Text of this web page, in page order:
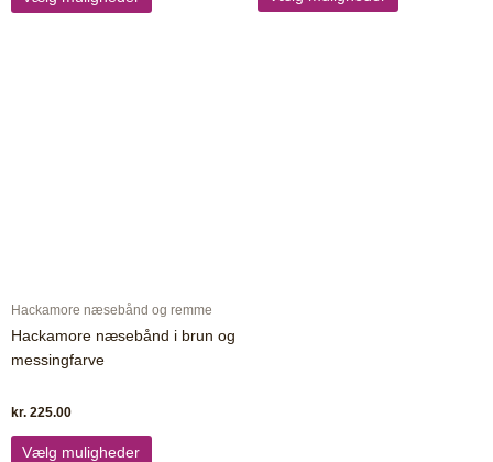
Hackamore næsebånd og remme
Hackamore næsebånd i brun og
messingfarve
kr. 225.00
Vælg muligheder